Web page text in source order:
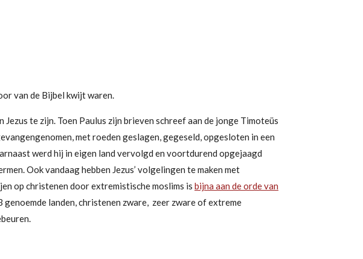
van de Bijbel kwijt waren.
te zijn. Toen Paulus zijn brieven schreef aan de jonge Timoteüs
met roeden geslagen, gegeseld, opgesloten in een
werd hij in eigen land vervolgd en voortdurend opgejaagd
Ook vandaag hebben Jezus’ volgelingen te maken met
op christenen door extremistische moslims is bijna aan de orde van
landen, christenen zware, zeer zware of extreme